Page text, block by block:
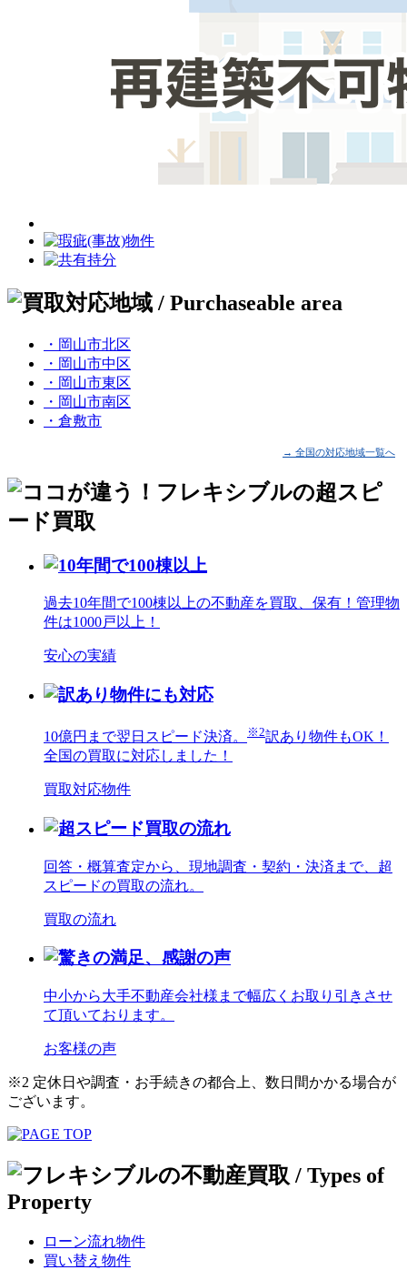
・岡山市北区
・岡山市中区
・岡山市東区
・岡山市南区
・倉敷市
→ 全国の対応地域一覧へ
過去10年間で100棟以上の不動産を買取、保有！管理物
件は1000戸以上！
安心の実績
10億円まで翌日スピード決済。 ※2訳あり物件もOK！
全国の買取に対応しました！
買取対応物件
回答・概算査定から、現地調査・契約・決済まで、超
スピードの買取の流れ。
買取の流れ
中小から大手不動産会社様まで幅広くお取り引きさせ
て頂いております。
お客様の声
※2 定休日や調査・お手続きの都合上、数日間かかる場合が
ございます。
ローン流れ物件
買い替え物件